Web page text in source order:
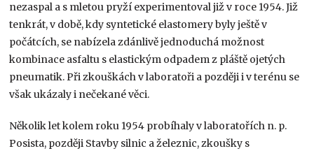
nezaspal a s mletou pryží experimentoval již v roce 1954. Již
tenkrát, v době, kdy syntetické elastomery byly ještě v
počátcích, se nabízela zdánlivě jednoduchá možnost
kombinace asfaltu s elastickým odpadem z pláště ojetých
pneumatik. Při zkouškách v laboratoři a později i v terénu se
však ukázaly i nečekané věci.
Několik let kolem roku 1954 probíhaly v laboratořích n. p.
Posista, později Stavby silnic a železnic, zkoušky s